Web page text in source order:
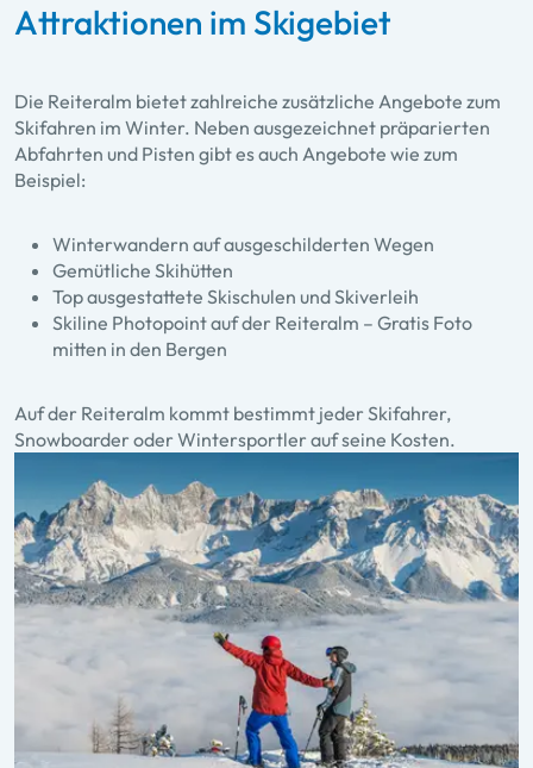
Attraktionen im Skigebiet
Die Reiteralm bietet zahlreiche zusätzliche Angebote zum
Skifahren im Winter. Neben ausgezeichnet präparierten
Abfahrten und Pisten gibt es auch Angebote wie zum
Beispiel:
Winterwandern auf ausgeschilderten Wegen
Gemütliche Skihütten
Top ausgestattete Skischulen und Skiverleih
Skiline Photopoint auf der Reiteralm – Gratis Foto
mitten in den Bergen
Auf der Reiteralm kommt bestimmt jeder Skifahrer,
Snowboarder oder Wintersportler auf seine Kosten.